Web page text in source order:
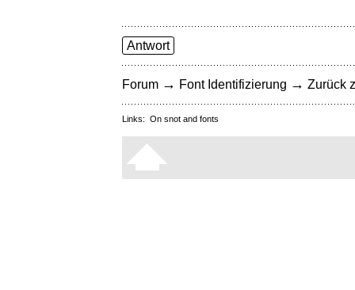
Antwort
Forum → Font Identifizierung → Zurück
Links: On snot and fonts